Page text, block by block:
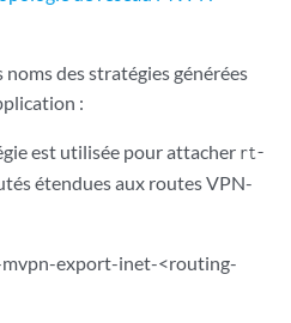
des stratégies générées
:
est utilisée pour attacher rt-
étendues aux routes VPN-
mvpn-export-inet-<routing-